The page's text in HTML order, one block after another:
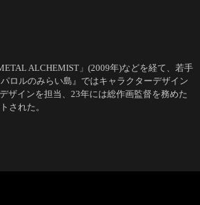
ALCHEMIST」(2009年)などを経て、若手
ロルのみらい島』ではキャラクターデザイン
ザインを担当、23年には総作画監督を務めた
された。